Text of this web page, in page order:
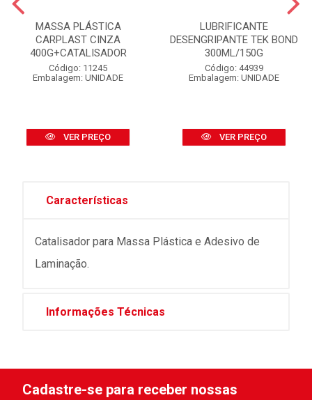
MASSA PLÁSTICA
CARPLAST CINZA
400G+CATALISADOR
Código: 11245
Embalagem: UNIDADE
VER PREÇO
LUBRIFICANTE
DESENGRIPANTE TEK BOND
300ML/150G
Código: 44939
Embalagem: UNIDADE
VER PREÇO
Características
Catalisador para Massa Plástica e Adesivo de
Laminação.
Informações Técnicas
Cadastre-se para receber nossas